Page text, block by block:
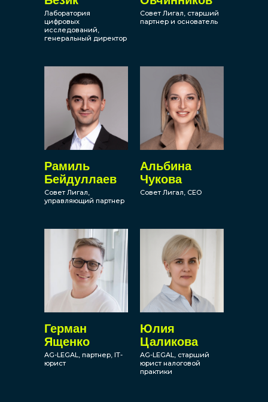
Лаборатория
цифровых
исследований,
генеральный директор
Совет Лигал, старший
партнер и основатель
Альбина
Чукова
Совет Лигал, CEO
Рамиль
Бейдуллаев
Совет Лигал,
управляющий партнер
Герман
Ященко
Юлия
Цаликова
AG-LEGAL, старший
юрист налоговой
практики
AG-LEGAL, партнер, IT-
юрист